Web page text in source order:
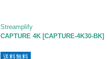
Streamplify
CAPTURE 4K [CAPTURE-4K30-BK]
送料無料